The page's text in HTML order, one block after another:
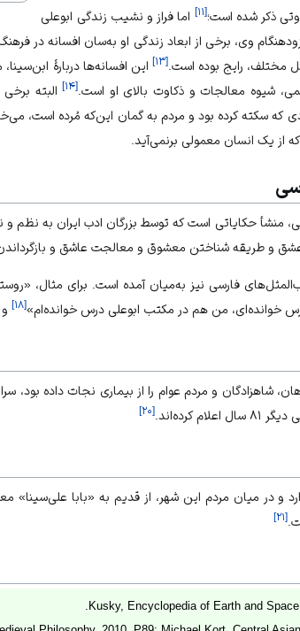
ذکر شده است؛[۱۱] اما فراز و نشیب زندگی ابوعلی
وی، برخی از ابعاد زندگی او به‌سان افسانه در
مختلف، رایج بوده است.[۱۳] این افسانه‌ها دربارهٔ
شیوه معالجات و ذکاوت بالای او است.[۱۴]البته برخی
که سکته کرده بود و مردم به گمان این‌که مُرده است،
که از یک انسان معمولی برنمی‌آید.
منشأ حکایاتی است که توسط بزرگان ادب ایران به نظم و
عشق و طریقه شناختن معشوق و معالجت عاشق و
فارسی نیز به‌میان آمده است. برای مثال،
خوانده‌ای، من هم در مکتب ابوعلی درس خوانده‌ام»[۱۸]
[۲۰]
و در میان مردم این شهر، از قدیم به «بابا
[۲۱]
Kusky, Encyclopedia of Earth and